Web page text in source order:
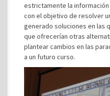
estrictamente la
con el objetivo de resolver
generado soluciones en las
que ofrecerían otras
plantear cambios en las
a un futuro curso.